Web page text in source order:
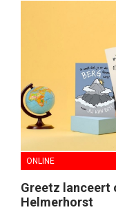
ONLINE
Greetz lanceert
Helmerhorst